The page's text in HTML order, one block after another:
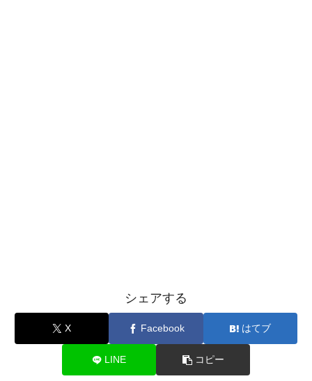
シェアする
X Facebook はてブ
LINE コピー